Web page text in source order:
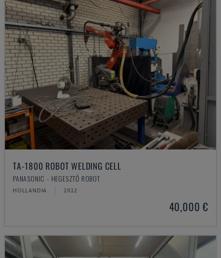
TA-1800 ROBOT WELDING CELL
PANASONIC - HEGESZTŐ ROBOT
HOLLANDIA 2012
40,000 €